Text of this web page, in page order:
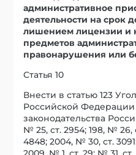
административное
деятельности на срок
лишением лицензии и
предметов
правонарушения или
Статья 10
Внести в статью 123
Российской
законодательства
№ 25, ст. 2954; 198, № 26,
4848; 2004, № 30, ст.